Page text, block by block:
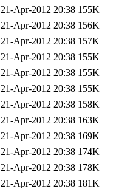
21-Apr-2012 20:38 155K
21-Apr-2012 20:38 156K
21-Apr-2012 20:38 157K
21-Apr-2012 20:38 155K
21-Apr-2012 20:38 155K
21-Apr-2012 20:38 155K
21-Apr-2012 20:38 158K
21-Apr-2012 20:38 163K
21-Apr-2012 20:38 169K
21-Apr-2012 20:38 174K
21-Apr-2012 20:38 178K
21-Apr-2012 20:38 181K